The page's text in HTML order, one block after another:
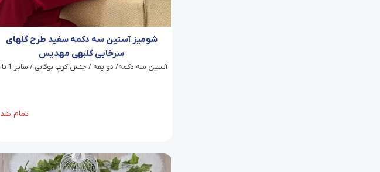
شومیز آستین سه دکمه سفید طرح گلهای
سرخابی گلبهی مهدیس
آستین سه دکمه/ دو یقه / جنس کرپ بوگاتی / سایز 1 تا 4
تمام شد